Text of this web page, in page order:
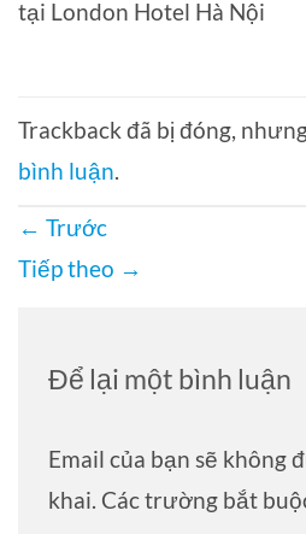
tại London Hotel Hà Nội
Trackback đã bị đóng,
bình luận.
← Trước
Tiếp theo →
Để lại một bình luận
Email của bạn sẽ không
khai. Các trường bắt